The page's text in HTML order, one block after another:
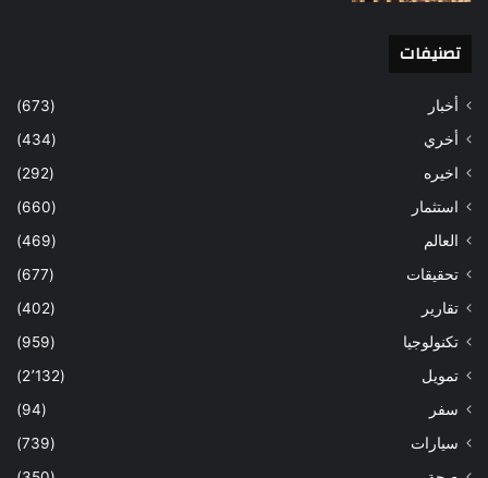
تصنيفات
أخبار
(673)
أخري
(434)
اخيره
(292)
استثمار
(660)
العالم
(469)
تحقيقات
(677)
تقارير
(402)
تكنولوجيا
(959)
تمويل
(2٬132)
سفر
(94)
سيارات
(739)